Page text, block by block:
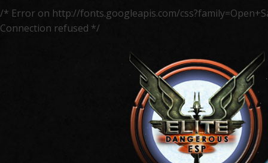
/* Error on http://fonts.googleapis.com/
Connection refused */